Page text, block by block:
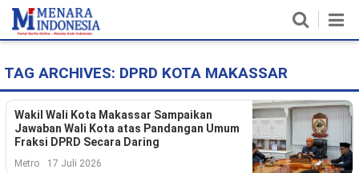
Home
Nasional
Politik
TAG ARCHIVES: DPRD KOTA MAKASSAR
Wakil Wali Kota Makassar Sampaikan
Jawaban Wali Kota atas Pandangan Umum
Fraksi DPRD Secara Daring
Metro 17 Juli 2026